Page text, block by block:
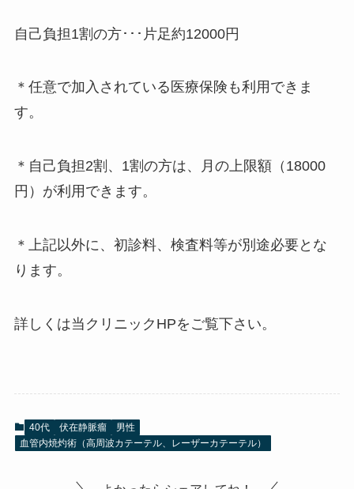
自己負担1割の方･･･片足約12000円
＊任意で加入されている医療保険も利用できま
す。
＊自己負担2割、1割の方は、月の上限額（18000
円）が利用できます。
＊上記以外に、初診料、検査料等が別途必要とな
ります。
詳しくは当クリニックHPをご覧下さい。
40代 伏在静脈瘤
男性
血管内焼灼術（高周波カテーテル、レーザーカテーテル）